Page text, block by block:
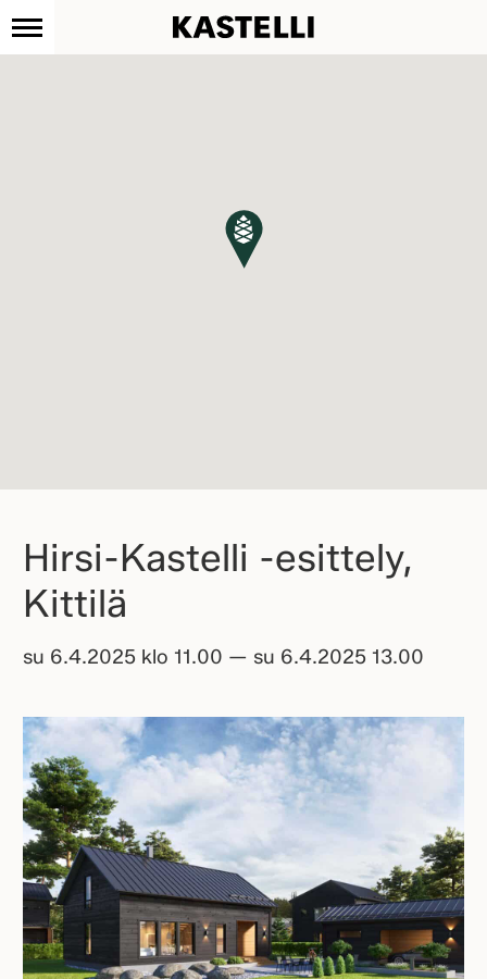
Kastelli
Hirsi-Kastelli -esittely,
Kittilä
su 6.4.2025 klo 11.00 — su 6.4.2025 13.00